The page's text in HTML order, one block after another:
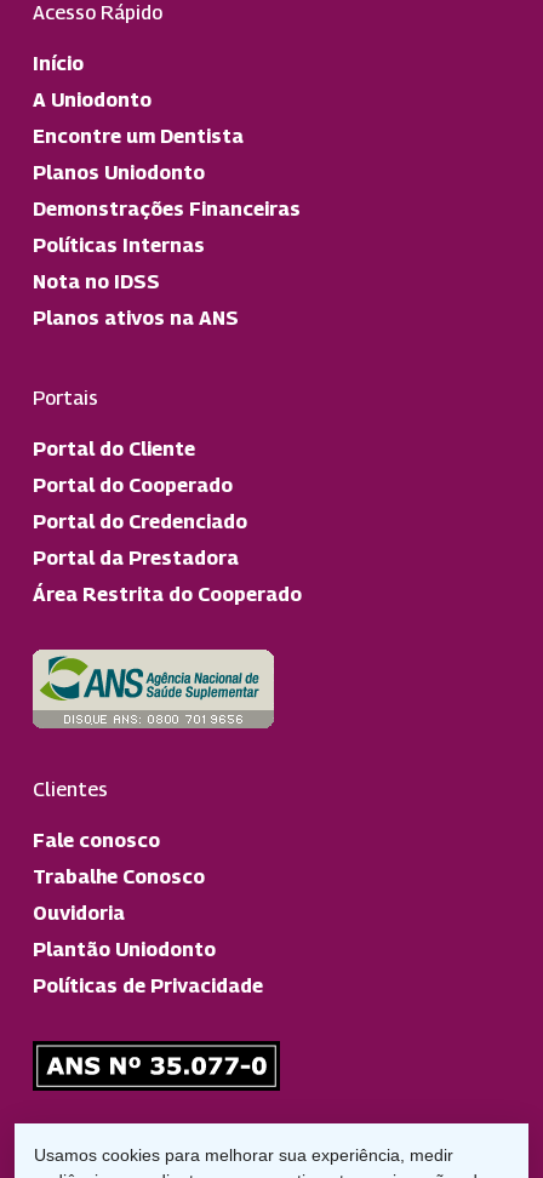
Acesso Rápido
Início
A Uniodonto
Encontre um Dentista
Planos Uniodonto
Demonstrações Financeiras
Políticas Internas
Nota no IDSS
Planos ativos na ANS
Portais
Portal do Cliente
Portal do Cooperado
Portal do Credenciado
Portal da Prestadora
Área Restrita do Cooperado
Clientes
Fale conosco
Trabalhe Conosco
Ouvidoria
Plantão Uniodonto
Políticas de Privacidade
Responsável Técnico
Usamos cookies para melhorar sua experiência, medir